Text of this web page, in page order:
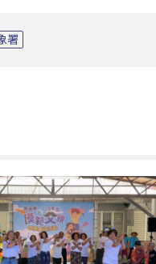
署